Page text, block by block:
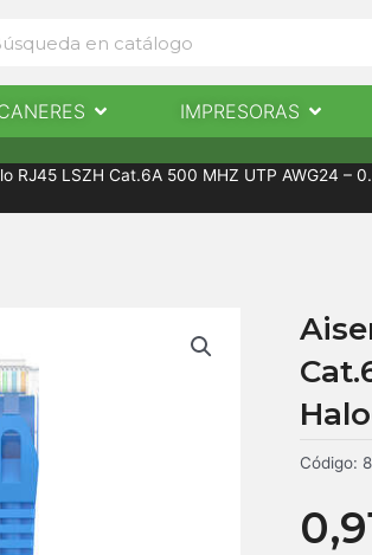
IMPRESORAS INFORMÁTICA
Abrir EscaneresIMPRESORAS Abrir
RJ45 LSZH Cat.6A 500 MHZ UTP AWG24 –
Código: